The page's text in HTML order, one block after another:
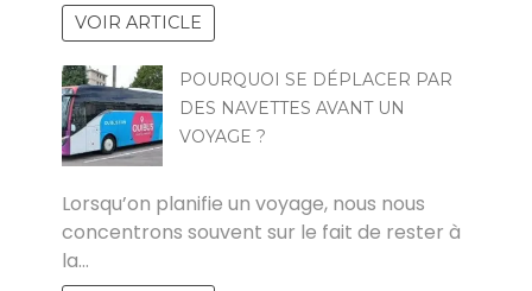
VOIR ARTICLE
POURQUOI SE DÉPLACER PAR
DES NAVETTES AVANT UN
VOYAGE ?
Lorsqu’on planifie un voyage, nous nous
concentrons souvent sur le fait de rester à
la…